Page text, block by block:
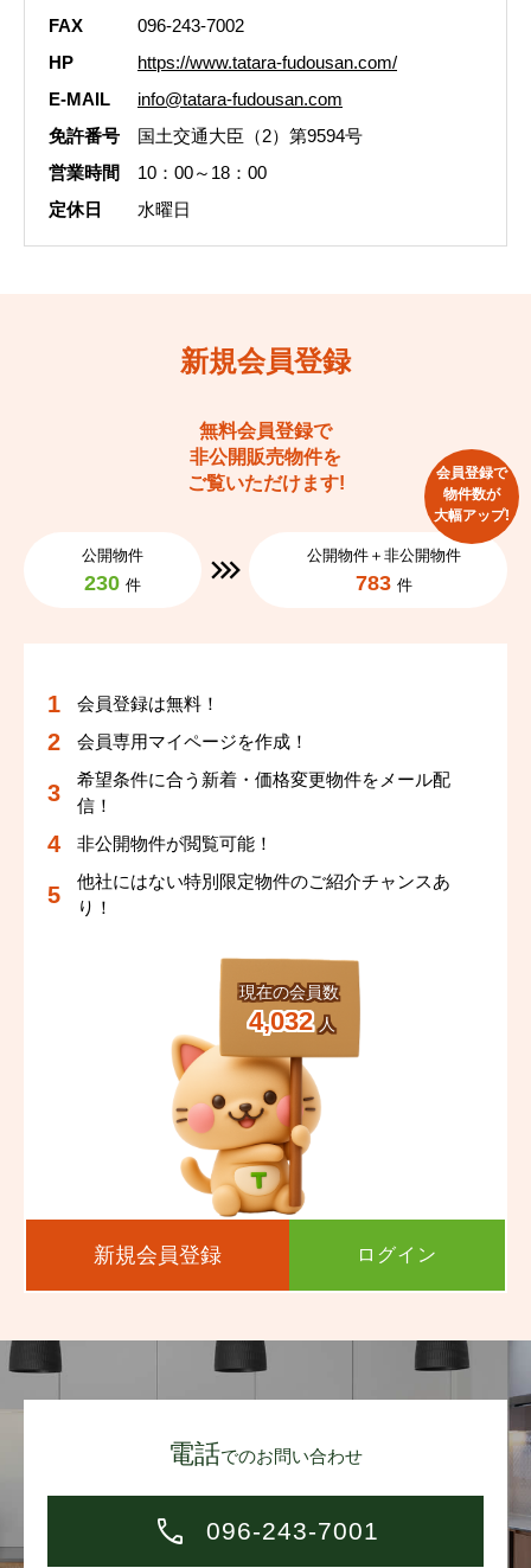
FAX
096-243-7002
HP
https://www.tatara-fudousan.com/
E-MAIL
info@tatara-fudousan.com
免許番号
国土交通大臣（2）第9594号
営業時間
10：00～18：00
定休日
水曜日
新規会員登録
無料会員登録で
非公開販売物件を
ご覧いただけます!
公開物件
230 件
公開物件＋非公開物件
783 件
会員登録で
物件数が
大幅アップ!
現在の会員数
4,032 人
会員登録は無料！
会員専用マイページを作成！
希望条件に合う新着・価格変更物件をメール配
信！
非公開物件が閲覧可能！
他社にはない特別限定物件のご紹介チャンスあ
り！
新規会員登録 ログイン
電話でのお問い合わせ
096-243-7001